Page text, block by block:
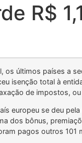
R$
os últimos países a
isenção total à
de impostos,
europeu se deu
dos bônus,
pagos outros 101